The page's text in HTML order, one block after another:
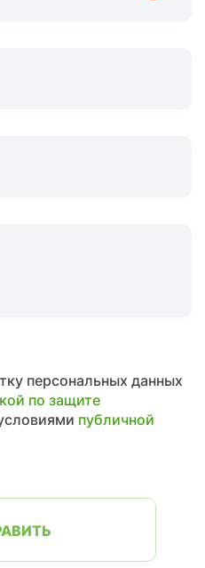
персональных данных
по защите
публичной